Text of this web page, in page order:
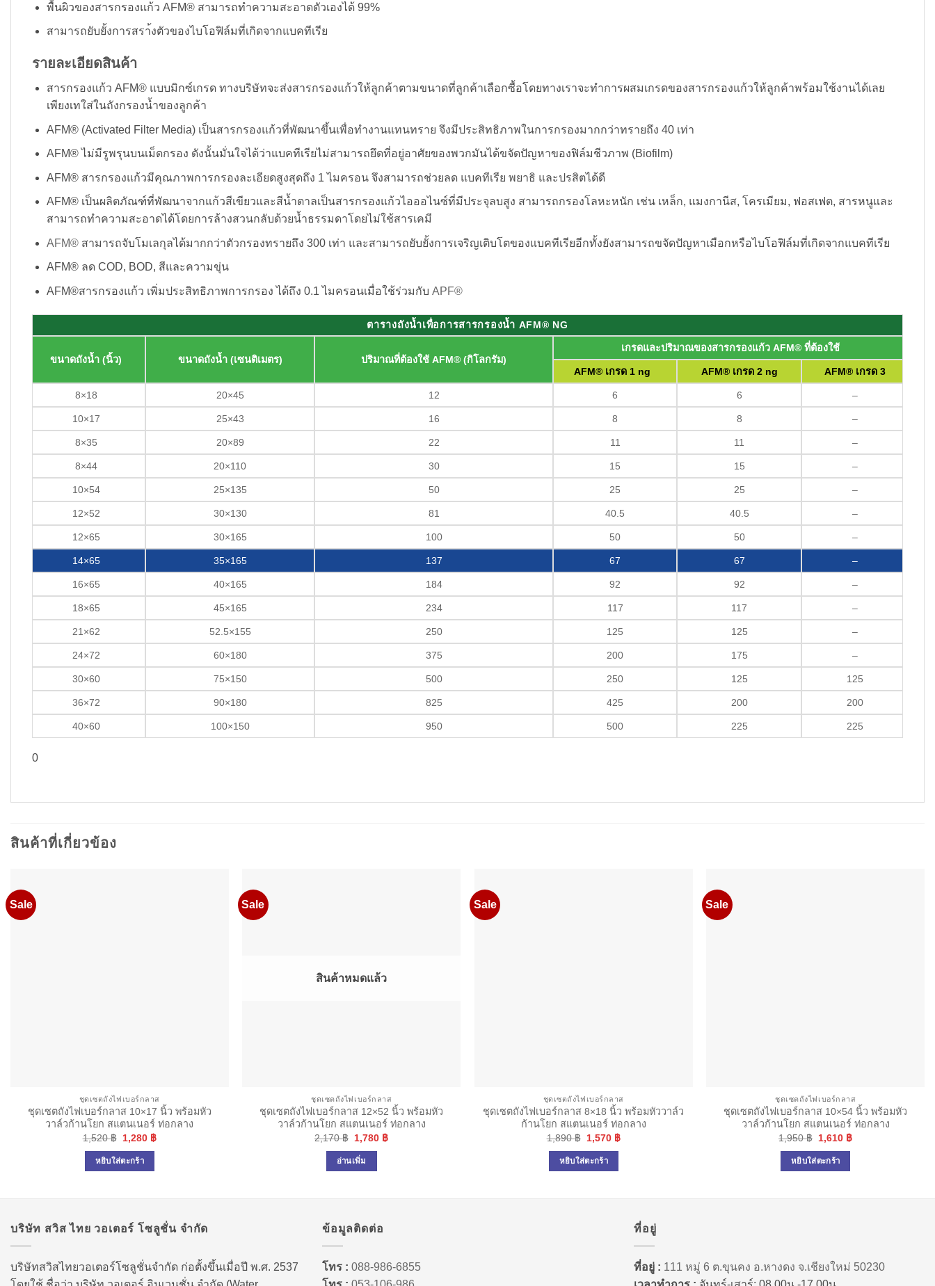
พื้นผิวของสารกรองแก้ว AFM® สามารถทำความสะอาดตัวเองได้ 99%
สามารถยับยั้งการสรา้งตัวของไบโอฟิล์มที่เกิดจากแบคทีเรีย
รายละเอียดสินค้า
สารกรองแก้ว AFM® แบบมิกซ์เกรด ทางบริษัทจะส่งสารกรองแก้วให้ลูกค้าตามขนาดที่ลูกค้าเลือกซื้อโดยทางเราจะทำการผสมเกรดของสารกรองแก้วให้ลูกค้าพร้อมใช้งานได้เลย
เพียงเทใส่ในถังกรองน้ำของลูกค้า
AFM® (Activated Filter Media) เป็นสารกรองแก้วที่พัฒนาขึ้นเพื่อทำงานแทนทราย จึงมีประสิทธิภาพในการกรองมากกว่าทรายถึง 40 เท่า
AFM® ไม่มีรูพรุนบนเม็ดกรอง ดังนั้นมั่นใจได้ว่าแบคทีเรียไม่สามารถยึดที่อยู่อาศัยของพวกมันได้ขจัดปัญหาของฟิล์มชีวภาพ (Biofilm)
AFM® สารกรองแก้วมีคุณภาพการกรองละเอียดสูงสุดถึง 1 ไมครอน จึงสามารถช่วยลด แบคทีเรีย พยาธิ และปรสิตได้ดี
AFM® เป็นผลิตภัณฑ์ที่พัฒนาจากแก้วสีเขียวและสีน้ำตาลเป็นสารกรองแก้วไอออไนซ์ที่มีประจุลบสูง สามารถกรองโลหะหนัก เช่น เหล็ก, แมงกานีส, โครเมียม, ฟอสเฟต, สารหนูและ
สามารถทำความสะอาดได้โดยการล้างสวนกลับด้วยน้ำธรรมดาโดยไม่ใช้สารเคมี
AFM®สามารถจับโมเลกุลได้มากกว่าตัวกรองทรายถึง 300 เท่า และสามารถยับยั้งการเจริญเติบโตของแบคทีเรียอีกทั้งยังสามารถขจัดปัญหาเมือกหรือไบโอฟิล์มที่เกิดจากแบคทีเรีย
AFM® ลด COD, BOD, สีและความขุ่น
AFM®สารกรองแก้ว เพิ่มประสิทธิภาพการกรอง ได้ถึง 0.1 ไมครอนเมื่อใช้ร่วมกับ APF®
ตารางถังน้ำเพื่อการสารกรองน้ำ AFM® NG
ขนาดถังน้ำ (นิ้ว) ขนาดถังน้ำ (เซนติเมตร) ปริมาณที่ต้องใช้ AFM® (กิโลกรัม)
เกรดและปริมาณของสารกรองแก้ว AFM® ที่ต้องใช้
AFM® เกรด 1 ng AFM® เกรด 2 ng AFM® เกรด 3
8×18 20×45 12 6 6 –
10×17 25×43 16 8 8 –
8×35 20×89 22 11 11 –
8×44 20×110 30 15 15 –
10×54 25×135 50 25 25 –
12×52 30×130 81 40.5 40.5 –
12×65 30×165 100 50 50 –
14×65 35×165 137 67 67 –
16×65 40×165 184 92 92 –
18×65 45×165 234 117 117 –
21×62 52.5×155 250 125 125 –
24×72 60×180 375 200 175 –
30×60 75×150 500 250 125 125
36×72 90×180 825 425 200 200
40×60 100×150 950 500 225 225
0
สินค้าที่เกี่ยวข้อง
Sale
ชุดเซตถังไฟเบอร์กลาส
ชุดเซตถังไฟเบอร์กลาส 10×17 นิ้ว พร้อมหัว
วาล์วก้านโยก สแตนเนอร์ ท่อกลาง
1,520฿ Original
was:
1,520 ฿.
1,280 ฿Current
หยิบใส่ตะกร้า
Sale
สินค้าหมดแล้ว
ชุดเซตถังไฟเบอร์กลาส
ชุดเซตถังไฟเบอร์กลาส 12×52 นิ้ว พร้อมหัว
วาล์วก้านโยก สแตนเนอร์ ท่อกลาง
2,170฿ Original
was:
2,170 ฿.
1,780 ฿Current
อ่านเพิ่ม
Sale
ชุดเซตถังไฟเบอร์กลาส
ชุดเซตถังไฟเบอร์กลาส 8×18 นิ้ว พร้อมหัววาล์ว
ก้านโยก สแตนเนอร์ ท่อกลาง
1,890฿ Original
was:
1,890 ฿.
1,570 ฿Current
หยิบใส่ตะกร้า
Sale
ชุดเซตถังไฟเบอร์กลาส
ชุดเซตถังไฟเบอร์กลาส 10×54 นิ้ว พร้อมหัว
วาล์วก้านโยก สแตนเนอร์ ท่อกลาง
1,950฿ Original
was:
1,950 ฿.
1,610 ฿Current
หยิบใส่ตะกร้า
บริษัท สวิส ไทย วอเตอร์ โซลูชั่น จำกัด
บริษัทสวิสไทยวอเตอร์โซลูชั่นจำกัด ก่อตั้งขึ้นเมื่อปี พ.ศ. 2537
ข้อมูลติดต่อ
โทร : 088-986-6855
ที่อยู่
ที่อยู่ : 111 หมู่ 6 ต.ขุนคง อ.หางดง จ.เชียงใหม่ 50230